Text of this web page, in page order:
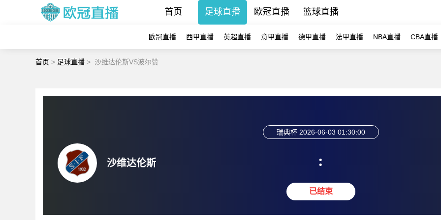
首页 足球直播 欧冠直播 篮球直播
欧冠直播 西甲直播 英超直播 意甲直播 德甲直播 法甲直播 NBA直播 CBA直播
首页 > 足球直播 > 沙维达伦斯VS波尔赞
沙维达伦斯
瑞典杯 2026-06-03 01:30:00
:
已结束